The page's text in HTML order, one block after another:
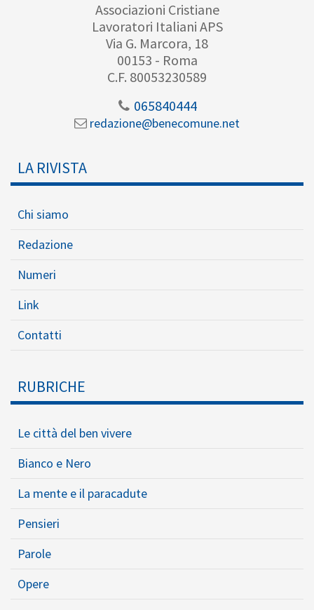
Associazioni Cristiane
Lavoratori Italiani APS
Via G. Marcora, 18
00153 - Roma
C.F. 80053230589
065840444
redazione@benecomune.net
LA RIVISTA
Chi siamo
Redazione
Numeri
Link
Contatti
RUBRICHE
Le città del ben vivere
Bianco e Nero
La mente e il paracadute
Pensieri
Parole
Opere